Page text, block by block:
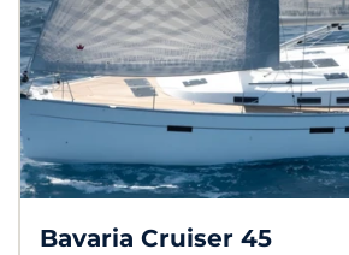
Bavaria Cruiser 45